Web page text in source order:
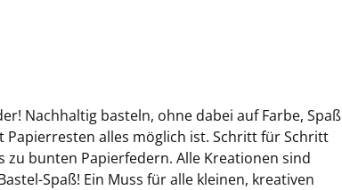
Nachhaltig basteln, ohne dabei auf Farbe, Spaß
Papierresten alles möglich ist. Schritt für Schritt
bunten Papierfedern. Alle Kreationen sind
Spaß! Ein Muss für alle kleinen, kreativen